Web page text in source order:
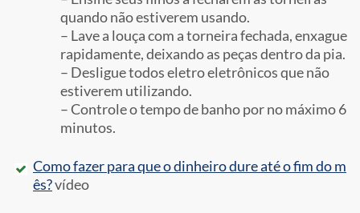
quando não estiverem usando.
– Lave a louça com a torneira fechada, enxague
rapidamente, deixando as peças dentro da pia.
– Desligue todos eletro eletrônicos que não
estiverem utilizando.
– Controle o tempo de banho por no máximo 6
minutos.
Como fazer para que o dinheiro dure até o fim do m
ês?vídeo